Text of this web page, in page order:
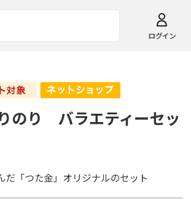
ログイン
のり バラエティーセッ
だ「つた金」オリジナルのセット